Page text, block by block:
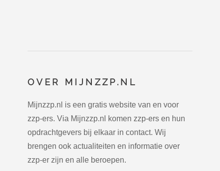
OVER MIJNZZP.NL
Mijnzzp.nl is een gratis website van en voor
zzp-ers. Via Mijnzzp.nl komen zzp-ers en hun
opdrachtgevers bij elkaar in contact. Wij
brengen ook actualiteiten en informatie over
zzp-er zijn en alle beroepen.